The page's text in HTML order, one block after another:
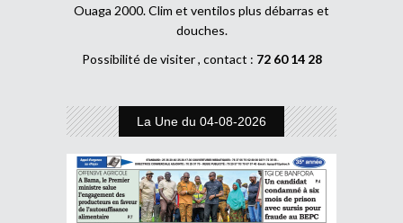
Ouaga 2000. Clim et ventilos plus débarras et
douches.
Possibilité de visiter , contact : 72 60 14 28
La Une du 04-08-2026